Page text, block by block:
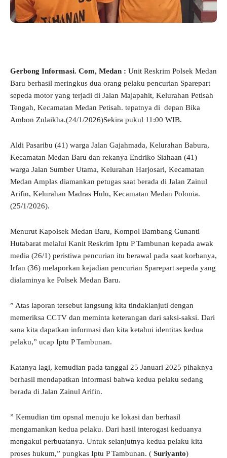
Gerbong Informasi. Com, Medan : Unit Reskrim Polsek Medan
Baru berhasil meringkus dua orang pelaku pencurian Sparepart
sepeda motor yang terjadi di Jalan Majapahit, Kelurahan Petisah
Tengah, Kecamatan Medan Petisah. tepatnya di depan Bika
Ambon Zulaikha.(24/1/2026)Sekira pukul 11:00 WIB.
Aldi Pasaribu (41) warga Jalan Gajahmada, Kelurahan Babura,
Kecamatan Medan Baru dan rekanya Endriko Siahaan (41)
warga Jalan Sumber Utama, Kelurahan Harjosari, Kecamatan
Medan Amplas diamankan petugas saat berada di Jalan Zainul
Arifin, Kelurahan Madras Hulu, Kecamatan Medan Polonia.
(25/1/2026).
Menurut Kapolsek Medan Baru, Kompol Bambang Gunanti
Hutabarat melalui Kanit Reskrim Iptu P Tambunan kepada awak
media (26/1) peristiwa pencurian itu berawal pada saat korbanya,
Irfan (36) melaporkan kejadian pencurian Sparepart sepeda yang
dialaminya ke Polsek Medan Baru.
” Atas laporan tersebut langsung kita tindaklanjuti dengan
memeriksa CCTV dan meminta keterangan dari saksi-saksi. Dari
sana kita dapatkan informasi dan kita ketahui identitas kedua
pelaku,” ucap Iptu P Tambunan.
Katanya lagi, kemudian pada tanggal 25 Januari 2025 pihaknya
berhasil mendapatkan informasi bahwa kedua pelaku sedang
berada di Jalan Zainul Arifin.
” Kemudian tim opsnal menuju ke lokasi dan berhasil
mengamankan kedua pelaku. Dari hasil interogasi keduanya
mengakui perbuatanya. Untuk selanjutnya kedua pelaku kita
proses hukum,” pungkas Iptu P Tambunan. ( Suriyanto)